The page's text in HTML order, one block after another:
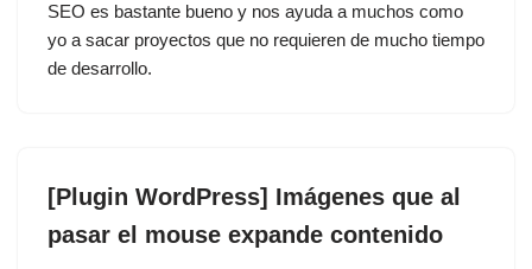
SEO es bastante bueno y nos ayuda a muchos como
yo a sacar proyectos que no requieren de mucho tiempo
de desarrollo.
[Plugin WordPress] Imágenes que al
pasar el mouse expande contenido